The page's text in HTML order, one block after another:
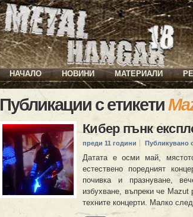
НАЧАЛО НОВИНИ МАТЕРИАЛИ
Публикации с етикети
Кибер пънк
преди 11 години Публикувано
Датата е осми май,
естествено поредният
почивка и празнуване,
избухване, въпреки че
техните концерти. Малко